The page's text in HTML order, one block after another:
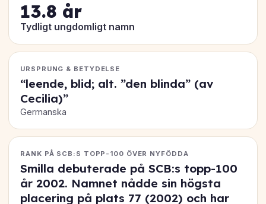
13.8 år
Tydligt ungdomligt namn
URSPRUNG & BETYDELSE
“leende, blid; alt. ”den blinda” (av
Cecilia)”
Germanska
RANK PÅ SCB:S TOPP-100 ÖVER NYFÖDDA
Smilla debuterade på SCB:s topp-100
år 2002. Namnet nådde sin högsta
placering på plats 77 (2002) och har